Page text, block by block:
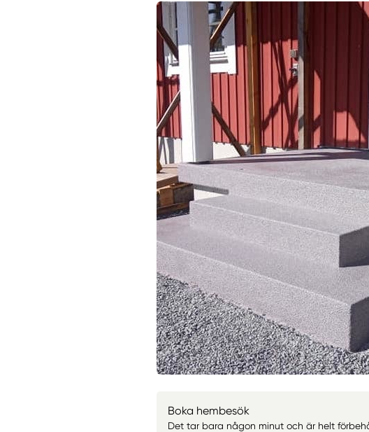
Boka hembesök
Det tar bara någon minut och är helt